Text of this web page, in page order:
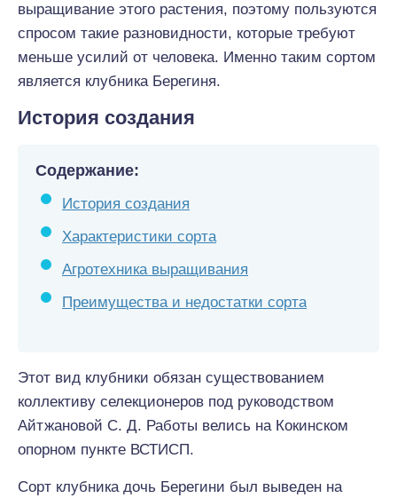
выращивание этого растения, поэтому пользуются
спросом такие разновидности, которые требуют
меньше усилий от человека. Именно таким сортом
является клубника Берегиня.
История создания
Содержание:
История создания
Характеристики сорта
Агротехника выращивания
Преимущества и недостатки сорта
Этот вид клубники обязан существованием
коллективу селекционеров под руководством
Айтжановой С. Д. Работы велись на Кокинском
опорном пункте ВСТИСП.
Сорт клубника дочь Берегини был выведен на